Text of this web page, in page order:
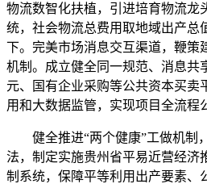
物流数智化扶植，引进培育物流龙
统，社会物流总费用取地域出产总
下。完美市场消息交互渠道，鞭策
机制。成立健全同一规范、消息共
元、国有企业采购等公共资本买卖
用和大数据监管，实现项目全流程
健全推进“两个健康”工做机制
法，制定实施贵州省平易近营经济
制系统，保障平等利用出产要素、